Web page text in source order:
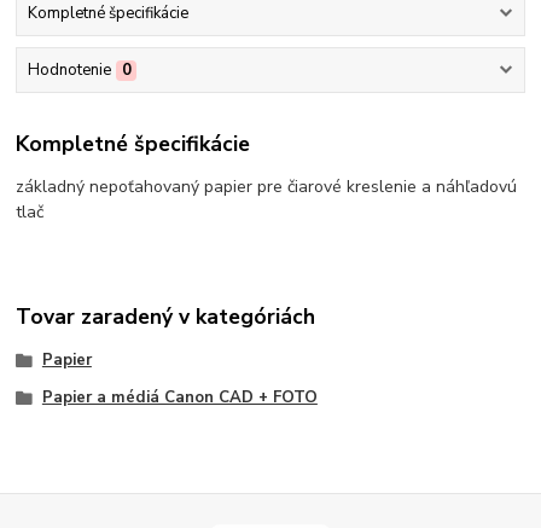
Kompletné špecifikácie
Hodnotenie 0
Kompletné špecifikácie
základný nepoťahovaný papier pre čiarové kreslenie a náhľadovú
tlač
Tovar zaradený v kategóriách
Papier
Papier a médiá Canon CAD + FOTO